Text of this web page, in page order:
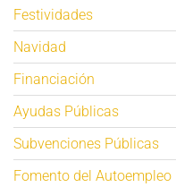
Festividades
Navidad
Financiación
Ayudas Públicas
Subvenciones Públicas
Fomento del Autoempleo